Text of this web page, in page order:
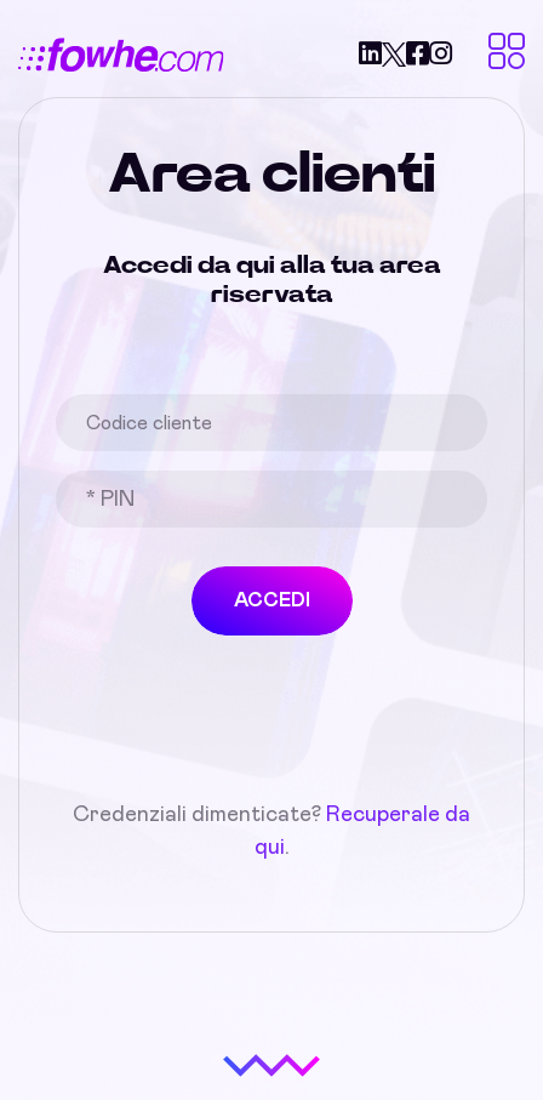
Area clienti
Accedi da qui alla tua area
riservata
ACCEDI
Credenziali dimenticate? Recuperale da
qui.